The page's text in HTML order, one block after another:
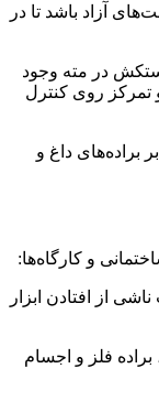
آزاد باشد تا در
در مته وجود
تمرکز روی کنترل
براده‌های داغ و
و کارگاه‌ها:
از افتادن ابزار
فلز و اجسام